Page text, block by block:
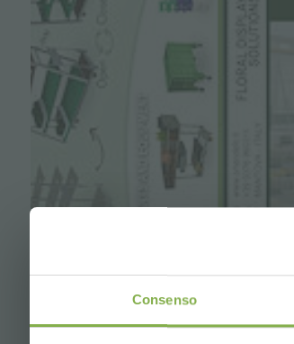
Consenso